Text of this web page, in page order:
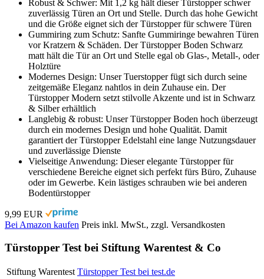
Robust & Schwer: Mit 1,2 kg hält dieser Türstopper schwer
zuverlässig Türen an Ort und Stelle. Durch das hohe Gewicht
und die Größe eignet sich der Türstopper für schwere Türen
Gummiring zum Schutz: Sanfte Gummiringe bewahren Türen
vor Kratzern & Schäden. Der Türstopper Boden Schwarz
matt hält die Tür an Ort und Stelle egal ob Glas-, Metall-, oder
Holztüre
Modernes Design: Unser Tuerstopper fügt sich durch seine
zeitgemäße Eleganz nahtlos in dein Zuhause ein. Der
Türstopper Modern setzt stilvolle Akzente und ist in Schwarz
& Silber erhältlich
Langlebig & robust: Unser Türstopper Boden hoch überzeugt
durch ein modernes Design und hohe Qualität. Damit
garantiert der Türstopper Edelstahl eine lange Nutzungsdauer
und zuverlässige Dienste
Vielseitige Anwendung: Dieser elegante Türstopper für
verschiedene Bereiche eignet sich perfekt fürs Büro, Zuhause
oder im Gewerbe. Kein lästiges schrauben wie bei anderen
Bodentürstopper
9,99 EUR
Bei Amazon kaufen Preis inkl. MwSt., zzgl. Versandkosten
Türstopper Test bei Stiftung Warentest & Co
Stiftung Warentest Türstopper Test bei test.de